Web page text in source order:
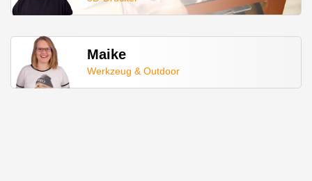
Maike
Werkzeug & Outdoor